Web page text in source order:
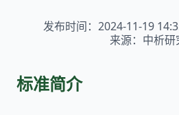
发布时间：2024-11-19
来源：中析研
标准简介